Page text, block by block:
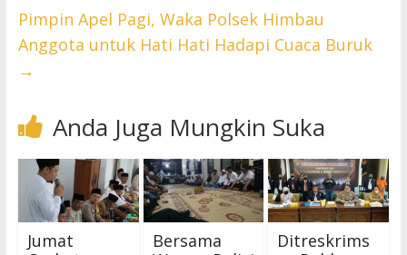
Pimpin Apel Pagi, Waka Polsek Himbau
Anggota untuk Hati Hati Hadapi Cuaca Buruk
→
Anda Juga Mungkin Suka
Jumat
Bersama
Ditreskrims